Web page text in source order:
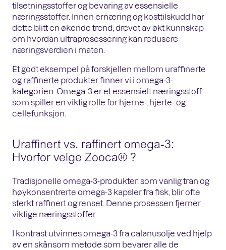
tilsetningsstoffer og bevaring av essensielle
næringsstoffer. Innen ernæring og kosttilskudd har
dette blitt en økende trend, drevet av økt kunnskap
om hvordan ultraprosessering kan redusere
næringsverdien i maten.
Et godt eksempel på forskjellen mellom uraffinerte
og raffinerte produkter finner vi i omega-3-
kategorien. Omega-3 er et essensielt næringsstoff
som spiller en viktig rolle for hjerne-, hjerte- og
cellefunksjon.
Uraffinert vs. raffinert omega-3:
Hvorfor velge Zooca® ?
Tradisjonelle omega-3-produkter, som vanlig tran og
høykonsentrerte omega-3 kapsler fra fisk, blir ofte
sterkt raffinert og renset. Denne prosessen fjerner
viktige næringsstoffer.
I kontrast utvinnes omega-3 fra calanusolje ved hjelp
av en skånsom metode som bevarer alle de